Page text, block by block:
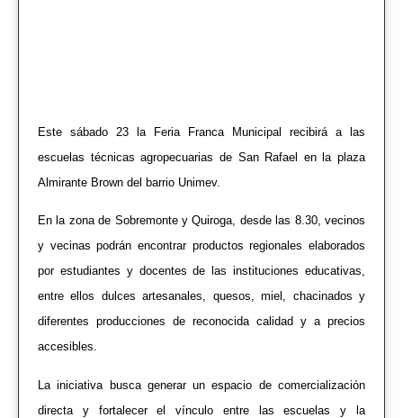
Este sábado 23 la Feria Franca Municipal recibirá a las
escuelas técnicas agropecuarias de San Rafael en la plaza
Almirante Brown del barrio Unimev.
En la zona de Sobremonte y Quiroga, desde las 8.30, vecinos
y vecinas podrán encontrar productos regionales elaborados
por estudiantes y docentes de las instituciones educativas,
entre ellos dulces artesanales, quesos, miel, chacinados y
diferentes producciones de reconocida calidad y a precios
accesibles.
La iniciativa busca generar un espacio de comercialización
directa y fortalecer el vínculo entre las escuelas y la